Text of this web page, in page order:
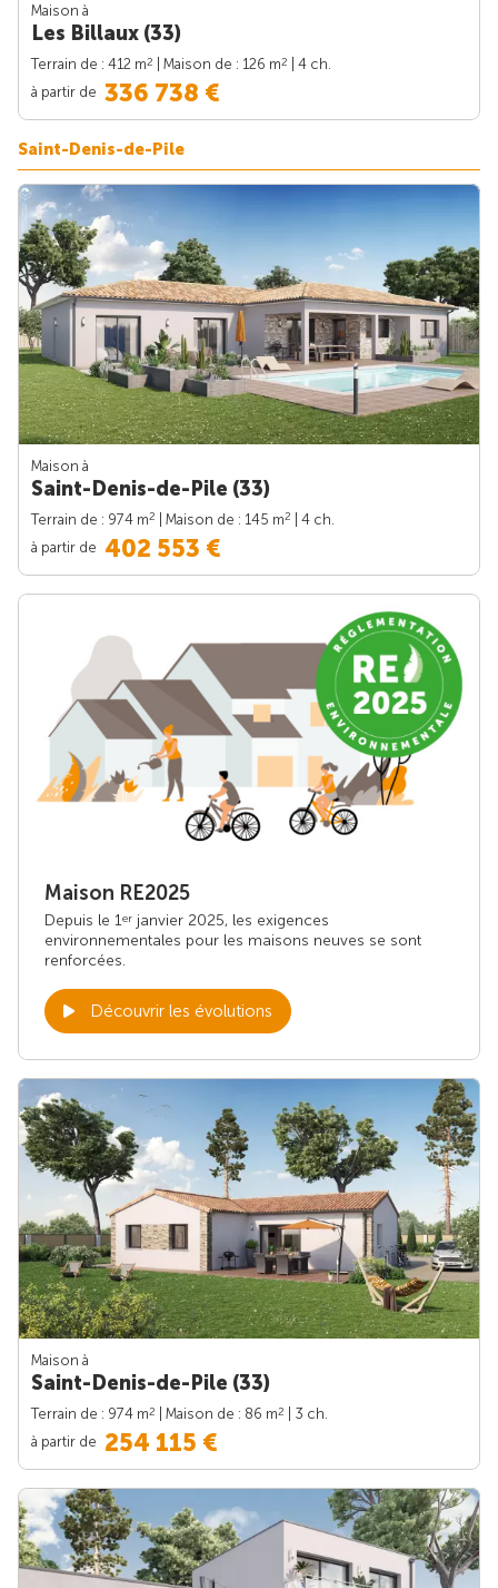
Maison à
Les Billaux (33)
Terrain de : 412 m2 | Maison de : 126 m2
| 4 ch.
à partir de 336 738 €
Saint-Denis-de-Pile
Maison à
Saint-Denis-de-Pile (33)
Terrain de : 974 m2 | Maison de : 145 m2
| 4 ch.
à partir de 402 553 €
Maison RE2025
Depuis le 1er janvier 2025, les exigences
environnementales pour les maisons neuves se sont
renforcées.
Découvrir les évolutions
Maison à
Saint-Denis-de-Pile (33)
Terrain de : 974 m2 | Maison de : 86 m2
| 3 ch.
à partir de 254 115 €